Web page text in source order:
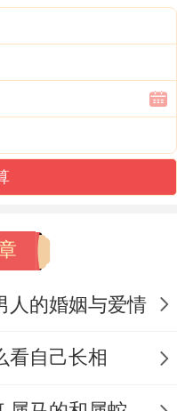
况~保持良好的
绪状态。
龙者一定得加强锻
一年是中吉之年
也要看一些问题
跟着艺术跟着创
营销等职业;并
人的婚姻与爱情
看自己长相